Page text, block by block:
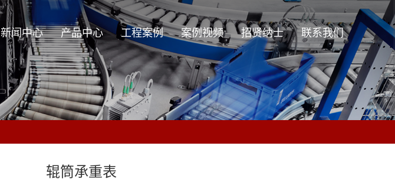
新闻中心
公司新闻
行业资讯
技术资讯
产品中心
辊筒系列
零部件系列
输送设备系列
工程案例
工程案例
案例视频 招贤纳士 联系我们
辊筒承重表